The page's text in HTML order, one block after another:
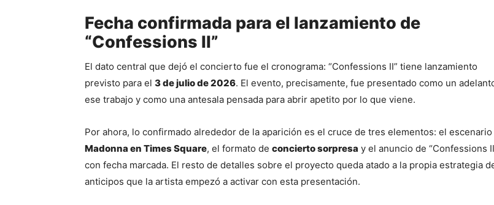
Fecha confirmada para el lanzamiento de
“Confessions II”
El dato central que dejó el concierto fue el cronograma: “Confessions II” tiene lanzamiento
previsto para el 3 de julio de 2026. El evento, precisamente, fue presentado como un
ese trabajo y como una antesala pensada para abrir apetito por lo que viene.
Madonna en Times Square, el formato de concierto sorpresa y el anuncio de “Confessions
con fecha marcada. El resto de detalles sobre el proyecto queda atado a la propia estrategia
anticipos que la artista empezó a activar con esta presentación.